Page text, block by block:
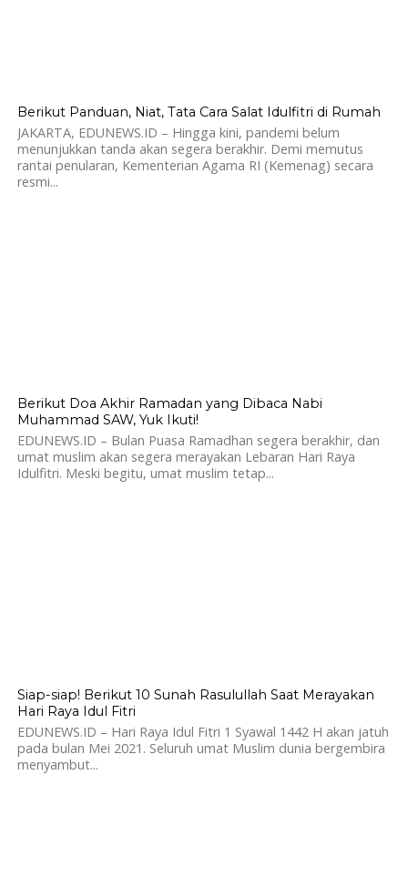
897
Berikut Panduan, Niat, Tata Cara Salat Idulfitri di Rumah
JAKARTA, EDUNEWS.ID – Hingga kini, pandemi belum
menunjukkan tanda akan segera berakhir. Demi memutus
rantai penularan, Kementerian Agama RI (Kemenag) secara
resmi...
Berikut Doa Akhir Ramadan yang Dibaca Nabi
Muhammad SAW, Yuk Ikuti!
EDUNEWS.ID – Bulan Puasa Ramadhan segera berakhir, dan
umat muslim akan segera merayakan Lebaran Hari Raya
Idulfitri. Meski begitu, umat muslim tetap...
828
Siap-siap! Berikut 10 Sunah Rasulullah Saat Merayakan
Hari Raya Idul Fitri
EDUNEWS.ID – Hari Raya Idul Fitri 1 Syawal 1442 H akan jatuh
pada bulan Mei 2021. Seluruh umat Muslim dunia bergembira
menyambut...